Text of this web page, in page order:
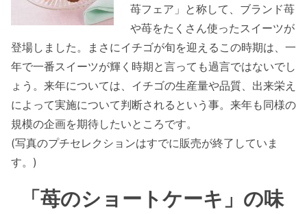
苺フェア」と称して、ブランド苺
や苺をたくさん使ったスイーツが
登場しました。まさにイチゴが旬を迎えるこの時期は、一
年で一番スイーツが輝く時期と言っても過言ではないでし
ょう。来年については、イチゴの生産量や品質、出来栄え
によって実施について判断されるという事。来年も同様の
規模の企画を期待したいところです。
(写真のプチセレクションはすでに販売が終了していま
す。)
「苺のショートケーキ」の味